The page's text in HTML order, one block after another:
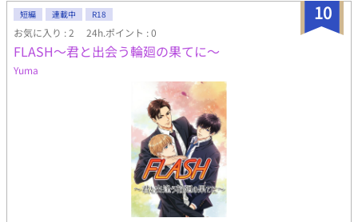
10
短編 連載中 R18
お気に入り : 2 24h.ポイント : 0
FLASH～君と出会う輪廻の果てに～
Yuma